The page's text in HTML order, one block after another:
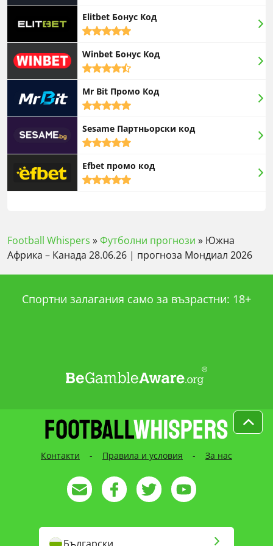
Elitbet Бонус Код
5,0
Winbet Бонус Код
4,5
Mr Bit Промо Код
5,0
Sesame Партньорски код
5,0
Efbet промо код
5,0
Football Whispers »Футболни прогнози » Южна
Африка – Канада 28.06.26 | прогноза Мондиал 2026
Спортни залагания само за възрастни: 18+
Контакти - Правила и условия - За нас